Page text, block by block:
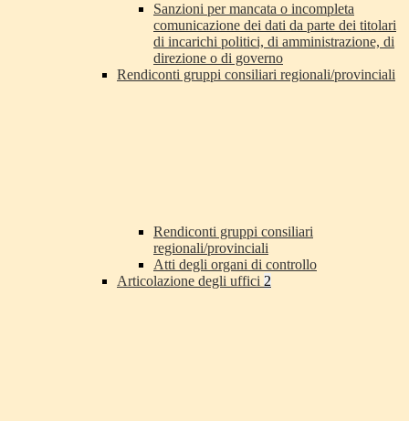
Sanzioni per mancata o incompleta
comunicazione dei dati da parte dei titolari
di incarichi politici, di amministrazione, di
direzione o di governo
Rendiconti gruppi consiliari regionali/provinciali
Rendiconti gruppi consiliari
regionali/provinciali
Atti degli organi di controllo
Articolazione degli uffici 2